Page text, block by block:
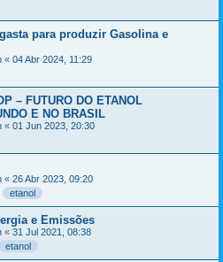
para produzir Gasolina e
« 04 Abr 2024, 11:29
– FUTURO DO ETANOL
E NO BRASIL
« 01 Jun 2023, 20:30
« 26 Abr 2023, 09:20
etanol
e Emissões
« 31 Jul 2021, 08:38
etanol